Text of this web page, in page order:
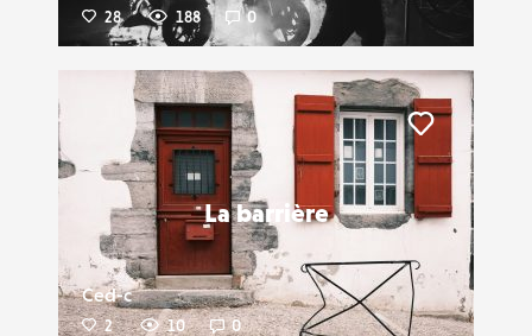
28 188 0
La barrière
Ced-c
2 10 0
Liker